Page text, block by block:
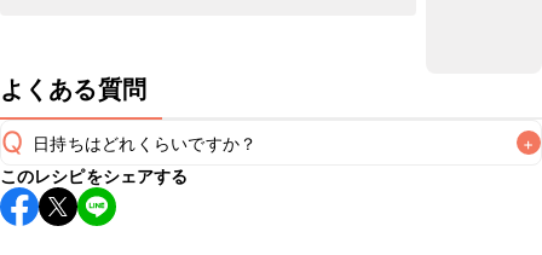
よくある質問
Q 日持ちはどれくらいですか？ +
保存期間は冷蔵で2~3日が目安です。なるべくお早めにお召
し上がりください。
このレシピをシェアする